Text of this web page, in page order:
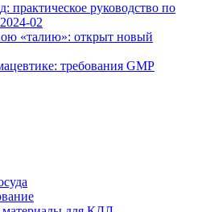
практическое руководство по
02
«талию»: открыт новый
требования GMP